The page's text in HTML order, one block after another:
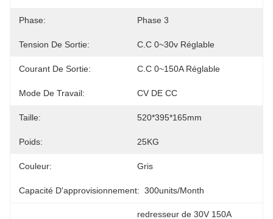
Phase: Phase 3
Tension De Sortie: C.C 0~30v Réglable
Courant De Sortie: C.C 0~150A Réglable
Mode De Travail: CV DE CC
Taille: 520*395*165mm
Poids: 25KG
Couleur: Gris
Capacité D'approvisionnement: 300units/month
redresseur de 30V 150A